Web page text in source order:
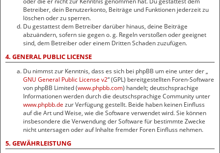
Betreiber, dein Benutzerkonto, Beiträge und Funktionen jederzeit zu
löschen oder zu sperren.
Du gestattest dem Betreiber darüber hinaus, deine Beiträge
abzuändern, sofern sie gegen o. g. Regeln verstoßen oder geeignet
sind, dem Betreiber oder einem Dritten Schaden zuzufügen.
4. GENERAL PUBLIC LICENSE
Du nimmst zur Kenntnis, dass es sich bei phpBB um eine unter der „
GNU General Public License v2“ (GPL) bereitgestellten Foren-Software
von phpBB Limited (www.phpbb.com) handelt; deutschsprachige
Informationen werden durch die deutschsprachige Community unter
www.phpbb.de zur Verfügung gestellt. Beide haben keinen Einfluss
auf die Art und Weise, wie die Software verwendet wird. Sie können
insbesondere die Verwendung der Software für bestimmte Zwecke
nicht untersagen oder auf Inhalte fremder Foren Einfluss nehmen.
5. GEWÄHRLEISTUNG